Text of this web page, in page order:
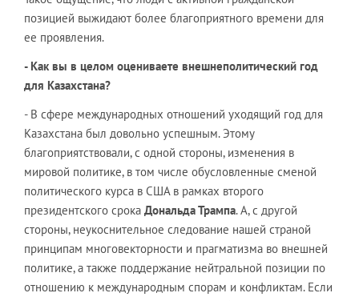
позицией выжидают более благоприятного времени для
ее проявления.
- Как вы в целом оцениваете внешнеполитический год
для Казахстана?
- В сфере международных отношений уходящий год для
Казахстана был довольно успешным. Этому
благоприятствовали, с одной стороны, изменения в
мировой политике, в том числе обусловленные сменой
политического курса в США в рамках второго
президентского срока Дональда Трампа. А, с другой
стороны, неукоснительное следование нашей страной
принципам многовекторности и прагматизма во внешней
политике, а также поддержание нейтральной позиции по
отношению к международным спорам и конфликтам. Если